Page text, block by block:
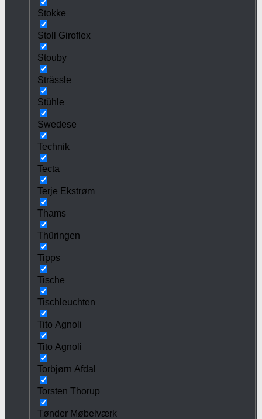
Stokke
Stoll Giroflex
Stouby
Strässle
Stühle
Swedese
Technik
Tecta
Terje Ekstrøm
Thams
Thüringen
Tipps
Tische
Tischleuchten
Tito Agnoli
Tito Agnoli
Torbjørn Afdal
Torsten Thorup
Tønder Møbelværk